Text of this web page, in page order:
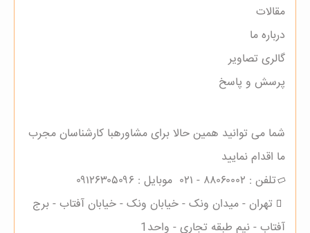
مقالات
درباره ما
گالری تصاویر
پرسش و پاسخ
شما می توانید همین حالا برای مشاورهبا کارشناسان مجرب
ما اقدام نمایید
تلفن : ۸۸۰۶۰۰۰۲ - ۰۲۱ موبایل : ۰۹۱۲۶۳۰۵۰۹۶
تهران - میدان ونک - خیابان ونک - خیابان آفتاب - برج
آفتاب - نیم طبقه تجاری - واحد1